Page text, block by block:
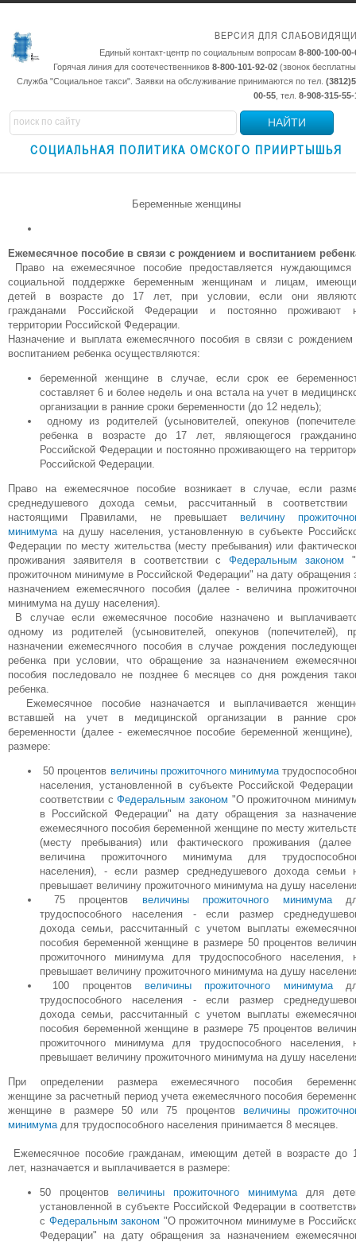
ВЕРСИЯ ДЛЯ
Единый контакт-центр по социальным вопросам 8-800-100-00-
Горячая линия для соотечественников 8-800-101-92-02 (звонок
Служба "Социальное такси". Заявки на обслуживание принимаются по тел.
00-55 , тел. 8-908-315-55-
НАЙТИ
СОЦИАЛЬНАЯ ПОЛИТИКА ОМСКОГО ПРИИРТЫШЬЯ
Беременные женщины
Ежемесячное пособие в связи с рождением и воспитанием
Право на ежемесячное пособие предоставляется
социальной поддержке беременным женщинам и лицам,
детей в возрасте до 17 лет, при условии, если они
гражданами Российской Федерации и постоянно проживают
территории Российской Федерации.
Назначение и выплата ежемесячного пособия в связи с
воспитанием ребенка осуществляются:
беременной женщине в случае, если срок ее
составляет 6 и более недель и она встала на учет в
организации в ранние сроки беременности (до 12 недель);
одному из родителей (усыновителей, опекунов
ребенка в возрасте до 17 лет, являющегося
Российской Федерации и постоянно проживающего на
Российской Федерации.
Право на ежемесячное пособие возникает в случае, если
среднедушевого дохода семьи, рассчитанный в соответствии
настоящими Правилами, не превышает величину
минимумана душу населения, установленную в субъекте
Федерации по месту жительства (месту пребывания) или
проживания заявителя в соответствии сФедеральным законом
прожиточном минимуме в Российской Федерации" на дату обращения
назначением ежемесячного пособия (далее - величина
минимума на душу населения).
В случае если ежемесячное пособие назначено и
одному из родителей (усыновителей, опекунов (попечителей),
назначении ежемесячного пособия в случае рождения
ребенка при условии, что обращение за назначением
пособия последовало не позднее 6 месяцев со дня рождения
ребенка.
Ежемесячное пособие назначается и выплачивается
вставшей на учет в медицинской организации в ранние
беременности (далее - ежемесячное пособие беременной
размере:
50 процентов величины прожиточного минимума
населения, установленной в субъекте Российской
соответствии сФедеральным законом "О прожиточном
в Российской Федерации" на дату обращения за
ежемесячного пособия беременной женщине по месту
(месту пребывания) или фактического проживания
величина прожиточного минимума для
населения), - если размер среднедушевого дохода семьи
превышает величину прожиточного минимума на душу
75 процентов величины прожиточного минимума
трудоспособного населения - если размер
дохода семьи, рассчитанный с учетом выплаты
пособия беременной женщине в размере 50 процентов
прожиточного минимума для трудоспособного населения,
превышает величину прожиточного минимума на душу
100 процентов величины прожиточного минимума
трудоспособного населения - если размер
дохода семьи, рассчитанный с учетом выплаты
пособия беременной женщине в размере 75 процентов
прожиточного минимума для трудоспособного населения,
превышает величину прожиточного минимума на душу
При определении размера ежемесячного пособия
женщине за расчетный период учета ежемесячного пособия
женщине в размере 50 или 75 процентов величины
минимумадля трудоспособного населения принимается 8 месяцев.
Ежемесячное пособие гражданам, имеющим детей в возрасте до
лет, назначается и выплачивается в размере:
50 процентов величины прожиточного минимумадля
установленной в субъекте Российской Федерации в
с Федеральным законом "О прожиточном минимуме в
Федерации" на дату обращения за назначением